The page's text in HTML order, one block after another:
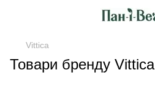
Vittica
Товари бренду Vittica